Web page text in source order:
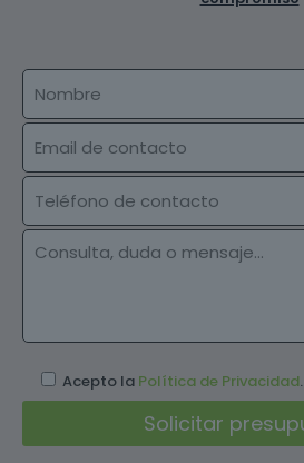
Acepto la Política de Privacidad.